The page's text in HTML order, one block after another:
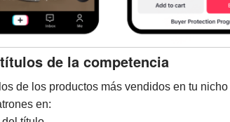
de la competencia
de los productos más vendidos en tu
en: